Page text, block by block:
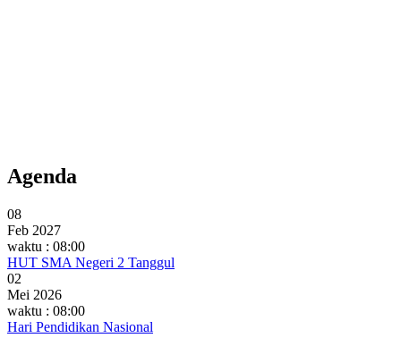
Agenda
08
Feb 2027
waktu : 08:00
HUT SMA Negeri 2 Tanggul
02
Mei 2026
waktu : 08:00
Hari Pendidikan Nasional